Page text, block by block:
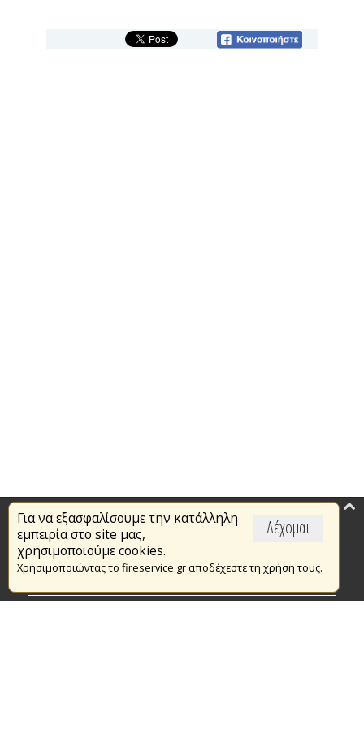
Δέχομαι
Για να εξασφαλίσουμε την κατάλληλη
εμπειρία στο site μας,
χρησιμοποιούμε cookies.
Χρησιμοποιώντας το fireservice.gr αποδέχεστε τη χρήση τους.
Επικαιρότητα
Το Πυροσβεστικό Σώμα